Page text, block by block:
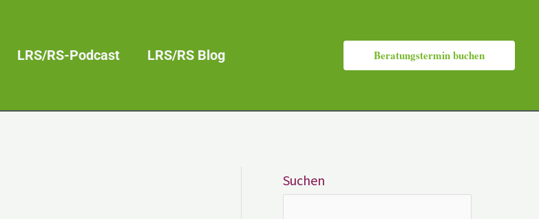
LRS/RS-Podcast LRS/RS Blog Beratungstermin buchen
Suchen